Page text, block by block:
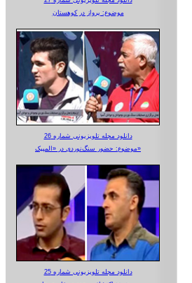
موضوع: پرواز در کوهستان
دانلود مجله تلویزیونی شماره 26
موضوع: حضور سنگ‌نوردی در «المپیک»
دانلود مجله تلویزیونی شماره 25